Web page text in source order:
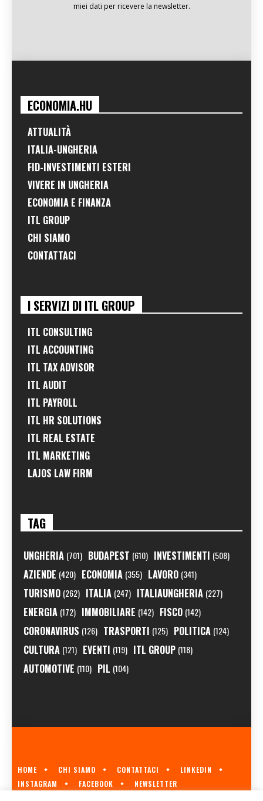
miei dati per ricevere la newsletter.
ECONOMIA.HU
ATTUALITÀ
ITALIA-UNGHERIA
FID-INVESTIMENTI ESTERI
VIVERE IN UNGHERIA
ECONOMIA E FINANZA
ITL GROUP
CHI SIAMO
CONTATTACI
I SERVIZI DI ITL GROUP
ITL CONSULTING
ITL ACCOUNTING
ITL TAX ADVISOR
ITL AUDIT
ITL PAYROLL
ITL HR SOLUTIONS
ITL REAL ESTATE
ITL MARKETING
LAJOS LAW FIRM
TAG
UNGHERIA (701) BUDAPEST (610) INVESTIMENTI (508)
AZIENDE (420) ECONOMIA (355) LAVORO (341)
TURISMO (262) ITALIA (247) ITALIAUNGHERIA (227)
ENERGIA (172) IMMOBILIARE (142) FISCO (142)
CORONAVIRUS (126) TRASPORTI (125) POLITICA (124)
CULTURA (121) EVENTI (119) ITL GROUP (118)
AUTOMOTIVE (110) PIL (104)
HOME CHI SIAMO CONTATTACI
LINKEDIN
INSTAGRAM
FACEBOOK NEWSLETTER